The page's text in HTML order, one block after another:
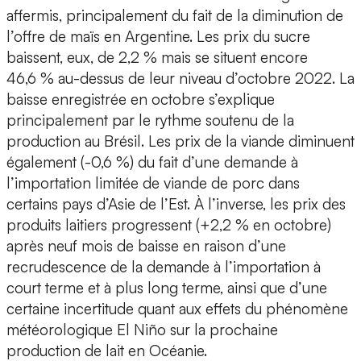
affermis, principalement du fait de la diminution de
l’offre de maïs en Argentine. Les prix du sucre
baissent, eux, de 2,2 % mais se situent encore
46,6 % au-dessus de leur niveau d’octobre 2022. La
baisse enregistrée en octobre s’explique
principalement par le rythme soutenu de la
production au Brésil. Les prix de la viande diminuent
également (-0,6 %) du fait d’une demande à
l’importation limitée de viande de porc dans
certains pays d’Asie de l’Est. À l’inverse, les prix des
produits laitiers progressent (+2,2 % en octobre)
après neuf mois de baisse en raison d’une
recrudescence de la demande à l’importation à
court terme et à plus long terme, ainsi que d’une
certaine incertitude quant aux effets du phénomène
météorologique El Niño sur la prochaine
production de lait en Océanie.